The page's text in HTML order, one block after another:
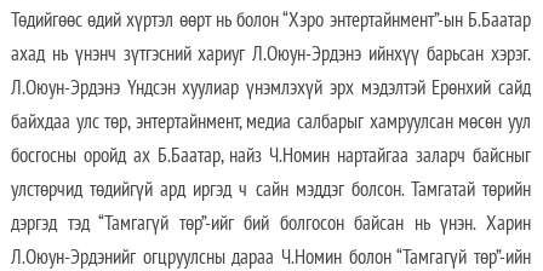
Төдийгөөс өдий хүртэл өөрт нь болон “Хэро энтертайнмент”-ын Б.Баатар
ахад нь үнэнч зүтгэсний хариуг Л.Оюун-Эрдэнэ ийнхүү барьсан хэрэг.
Л.Оюун-Эрдэнэ Үндсэн хуулиар үнэмлэхүй эрх мэдэлтэй Ерөнхий сайд
байхдаа улс төр, энтертайнмент, медиа салбарыг хамруулсан мөсөн уул
босгосны оройд ах Б.Баатар, найз Ч.Номин нартайгаа заларч байсныг
улстөрчид төдийгүй ард иргэд ч сайн мэддэг болсон. Тамгатай төрийн
дэргэд тэд “Тамгагүй төр”-ийг бий болгосон байсан нь үнэн. Харин
Л.Оюун-Эрдэнийг огцруулсны дараа Ч.Номин болон “Тамгагүй төр”-ийн